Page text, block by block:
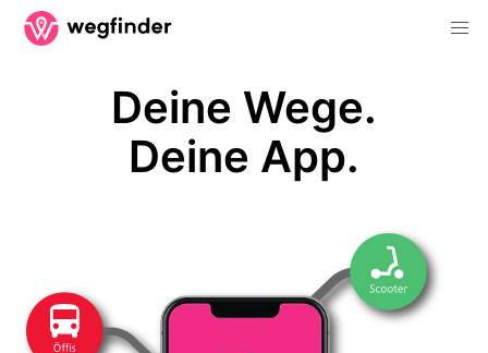
Deine Wege.
Deine App.